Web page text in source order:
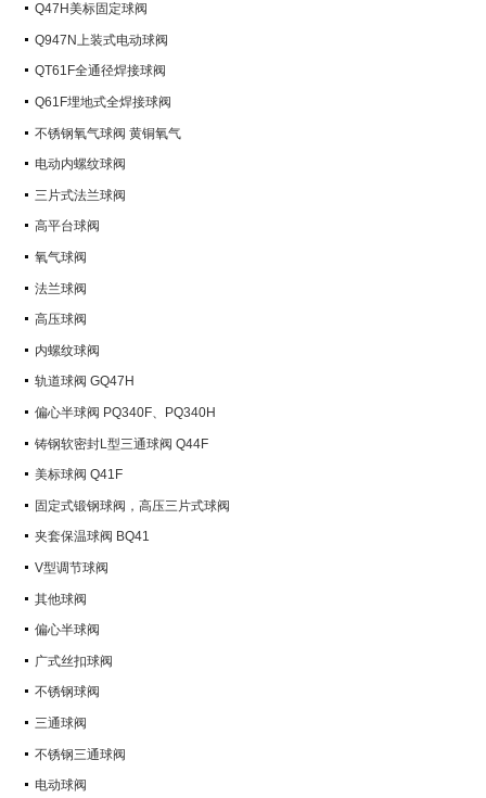
Q47H美标固定球阀
Q947N上装式电动球阀
QT61F全通径焊接球阀
Q61F埋地式全焊接球阀
不锈钢氧气球阀 黄铜氧气
电动内螺纹球阀
三片式法兰球阀
高平台球阀
氧气球阀
法兰球阀
高压球阀
内螺纹球阀
轨道球阀 GQ47H
偏心半球阀 PQ340F、PQ340H
铸钢软密封L型三通球阀 Q44F
美标球阀 Q41F
固定式锻钢球阀，高压三片式球阀
Q347Y,Q347F
夹套保温球阀 BQ41
V型调节球阀
其他球阀
偏心半球阀
广式丝扣球阀
不锈钢球阀
三通球阀
不锈钢三通球阀
电动球阀